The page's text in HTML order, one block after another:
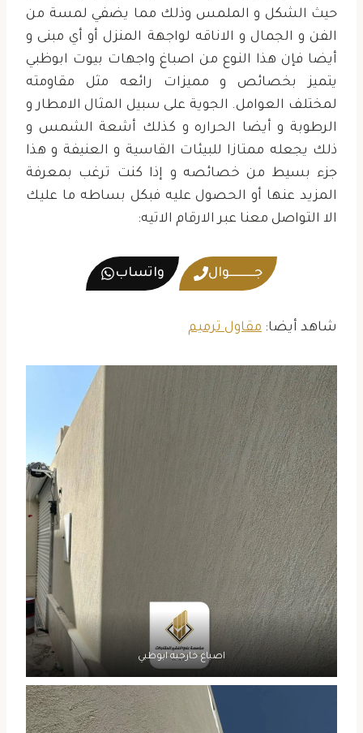
حيث الشكل و الملمس وذلك مما يضفي لمسة من
الفن و الجمال و الاناقه لواجهة المنزل أو أي مبنى و
أيضا فإن هذا النوع من اصباغ واجهات بيوت ابوظبي
يتميز بخصائص و مميزات رائعه مثل مقاومته
لمختلف العوامل. الجوية على سبيل المثال الامطار و
الرطوبة و أيضا الحراره و كذلك أشعة الشمس و
ذلك يجعله ممتازا للبيئات القاسية و العنيفة و هذا
جزء بسيط من خصائصه و إذا كنت ترغب بمعرفة
المزيد عنها أو الحصول عليه فبكل بساطه ما عليك
الا التواصل معنا عبر الارقام الاتيه:
جــــــــــوال واتساب
شاهد أيضا: مقاول ترميم
اصباغ خارجيه ابوظبي